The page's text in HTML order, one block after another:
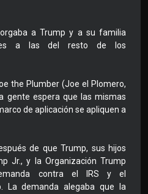
a Trump y a su familia
a las del resto de los
the Plumber (Joe el Plomero,
gente espera que las mismas
de aplicación se apliquen a
de que Trump, sus hijos
Jr., y la Organización Trump
contra el IRS y el
La demanda alegaba que la